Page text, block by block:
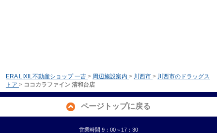
ERA LIXIL不動産ショップ 一吉 > 周辺施設案内 > 川西市 > 川西市のドラッグス
トア > ココカラファイン 清和台店
ページトップに戻る
営業時間:9：00～17：30